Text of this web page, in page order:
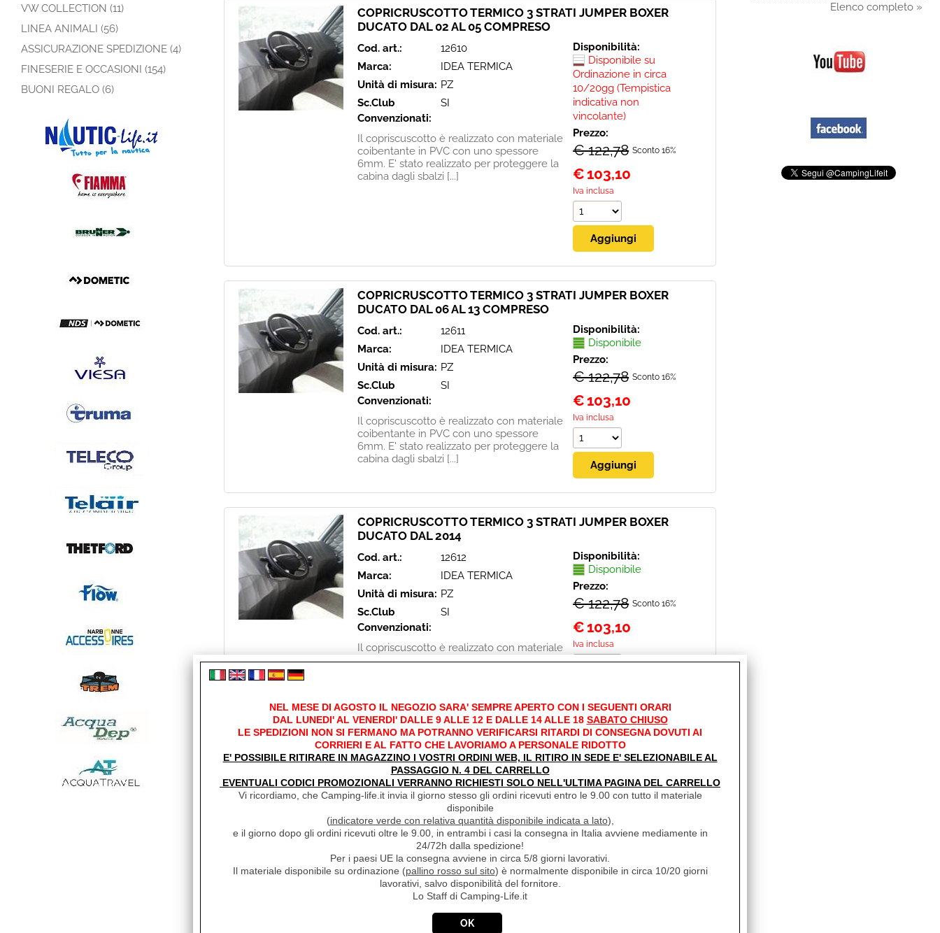
VW COLLECTION (11)
LINEA ANIMALI (56)
ASSICURAZIONE SPEDIZIONE (4)
FINESERIE E OCCASIONI (154)
BUONI REGALO (6)
COPRICRUSCOTTO TERMICO 3 STRATI JUMPER BOXER
DUCATO DAL 02 AL 05 COMPRESO
Cod. art.:
12610
Marca:
IDEA TERMICA
Unità di misura: PZ
Sc.Club
Convenzionati:
SI
Il copriscuscotto è realizzato con materiale
coibentante in PVC con uno spessore
6mm. E' stato realizzato per proteggere la
cabina dagli sbalzi [...]
Disponibilità:
Disponibile su
Ordinazione in circa
10/20gg (Tempistica
indicativa non
vincolante)
Prezzo:
€ 122,78 Sconto 16%
€ 103,10
Iva inclusa
COPRICRUSCOTTO TERMICO 3 STRATI JUMPER BOXER
DUCATO DAL 06 AL 13 COMPRESO
Cod. art.:
12611
Marca:
IDEA TERMICA
Unità di misura: PZ
Sc.Club
Convenzionati:
SI
Il copriscuscotto è realizzato con materiale
coibentante in PVC con uno spessore
6mm. E' stato realizzato per proteggere la
cabina dagli sbalzi [...]
Disponibilità:
Disponibile
Prezzo:
€ 122,78 Sconto 16%
€ 103,10
Iva inclusa
COPRICRUSCOTTO TERMICO 3 STRATI JUMPER BOXER
DUCATO DAL 2014
Cod. art.:
12612
Marca:
IDEA TERMICA
Unità di misura: PZ
Sc.Club
Convenzionati:
SI
Il copriscuscotto è realizzato con materiale
coibentante in PVC con uno spessore
Disponibilità:
Disponibile
Prezzo:
€ 122,78 Sconto 16%
€ 103,10
Iva inclusa
COPRIRUOTA TERMICO PER UNIVERSALE COPPIA
Cod. art.:
12606
Marca:
IDEA TERMICA
CP
Sc.Club
Convenzionati:
SI
Copri ruota universali, adatti specialmente
in estate per proteggere le ruote dal sole.
Per montarlo basta far passare l'elastico
internamente [...]
Disponibile
Prezzo:
€ 36,67
€31,60
Iva inclusa
Elenco completo »
NEL MESE DI AGOSTO IL NEGOZIO SARA' SEMPRE APERTO CON I SEGUENTI ORARI
DAL LUNEDI' AL VENERDI' DALLE 9 ALLE 12 E DALLE 14 ALLE 18 SABATO CHIUSO
LE SPEDIZIONI NON SI FERMANO MA POTRANNO VERIFICARSI RITARDI DI CONSEGNA DOVUTI AI
CORRIERI E AL FATTO CHE LAVORIAMO A PERSONALE RIDOTTO
E' POSSIBILE RITIRARE IN MAGAZZINO I VOSTRI ORDINI WEB, IL RITIRO IN SEDE E' SELEZIONABILE AL
PASSAGGIO N. 4 DEL CARRELLO
EVENTUALI CODICI PROMOZIONALI VERRANNO RICHIESTI SOLO NELL'ULTIMA PAGINA DEL CARRELLO
Vi ricordiamo, che Camping-life.it invia il giorno stesso gli ordini ricevuti entro le 9.00 con tutto il materiale
disponibile
(indicatore verde con relativa quantità disponibile indicata a lato),
e il giorno dopo gli ordini ricevuti oltre le 9.00, in entrambi i casi la consegna in Italia avviene mediamente in
24/72h dalla spedizione!
Per i paesi UE la consegna avviene in circa 5/8 giorni lavorativi.
Il materiale disponibile su ordinazione (pallino rosso sul sito) è normalmente disponibile in circa 10/20 giorni
lavorativi, salvo disponibilità del fornitore.
Lo Staff di Camping-Life.it